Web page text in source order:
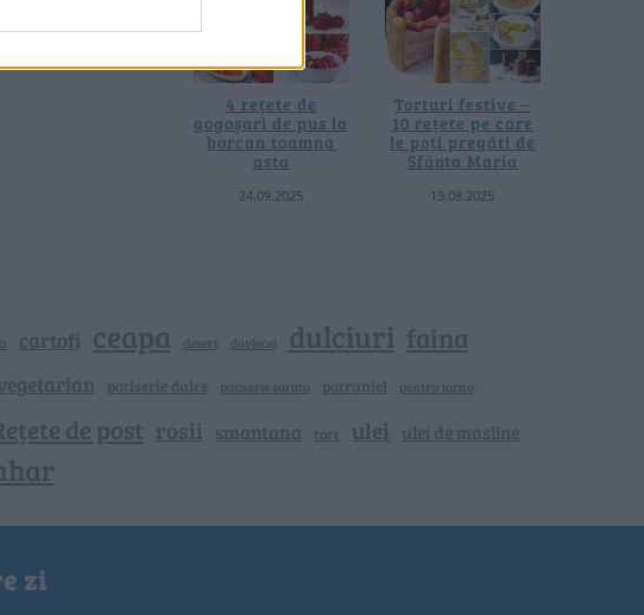
4 rețete de
gogoșari de pus la
borcan toamna
asta
24.09.2025
Torturi festive –
10 rețete pe care
le poți pregăti de
Sfânta Maria
13.08.2025
cartofi ceapa desert dovlecei dulciuri faina
patiserie dulce patiserie sarata patrunjel pentru iarna
de post rosii smantana tort ulei ulei de masline
zi